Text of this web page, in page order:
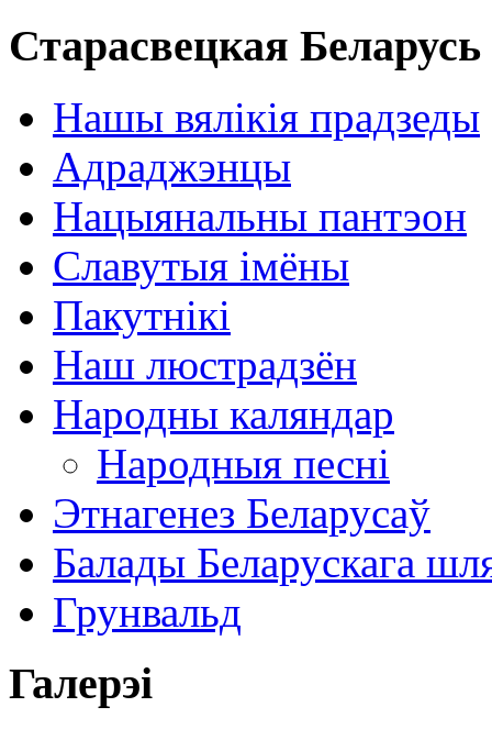
Старасвецкая Беларусь
Нашы вялікія прадзеды
Адраджэнцы
Нацыянальны пантэон
Славутыя імёны
Пакутнікі
Наш люстрадзён
Народны каляндар
Народныя песні
Этнагенез Беларусаў
Балады Беларускага
Грунвальд
Галерэі